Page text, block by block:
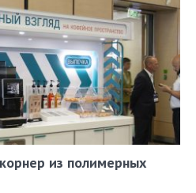
из полимерных